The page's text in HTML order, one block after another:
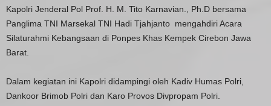
Kapolri Jenderal Pol Prof. H. M. Tito Karnavian., Ph.D bersama
Panglima TNI Marsekal TNI Hadi Tjahjanto mengahdiri Acara
Silaturahmi Kebangsaan di Ponpes Khas Kempek Cirebon Jawa
Barat.
Dalam kegiatan ini Kapolri didampingi oleh Kadiv Humas Polri,
Dankoor Brimob Polri dan Karo Provos Divpropam Polri.